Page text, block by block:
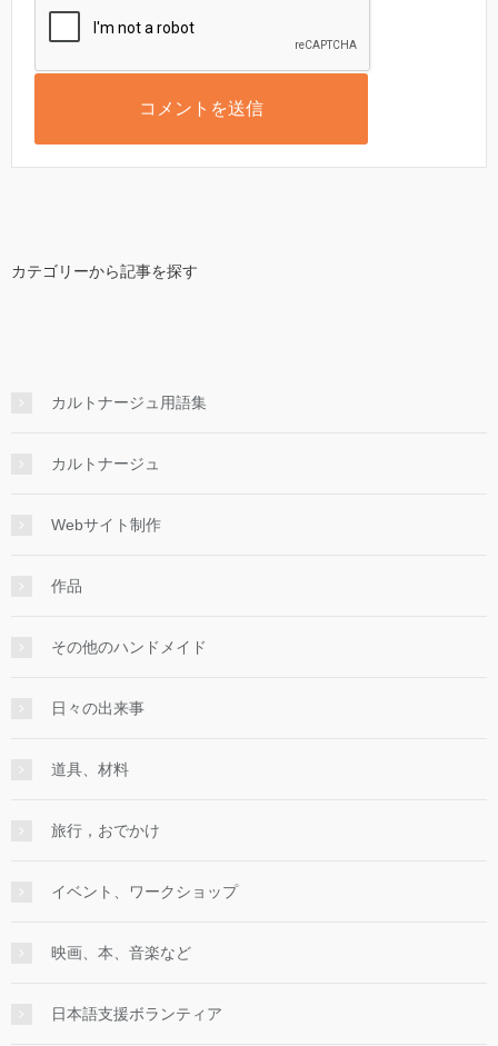
カテゴリーから記事を探す
カルトナージュ用語集
カルトナージュ
Webサイト制作
作品
その他のハンドメイド
日々の出来事
道具、材料
旅行，おでかけ
イベント、ワークショップ
映画、本、音楽など
日本語支援ボランティア